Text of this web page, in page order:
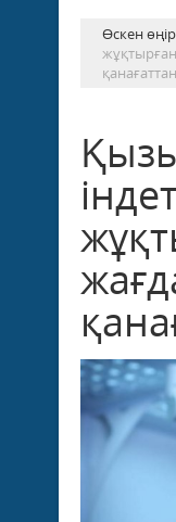
Өскен өңір
індет